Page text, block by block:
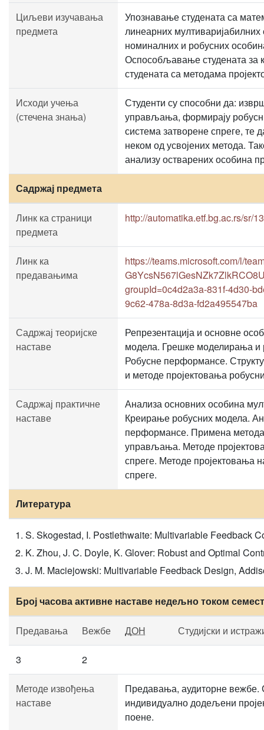
Циљеви изучавања
предмета
Упознавање студената са
линеарних
номиналних и робусних
Оспособљавање студената за
студената са методама
Исходи учења
(стечена знања)
Студенти су способни да:
управљања, формирају
система затворене спреге, те
неком од усвојених метода.
анализу остварених особина
Садржај предмета
Линк ка страници
предмета
http://automatika.etf.bg.ac.rs/sr/
Линк ка
предавањима
https://teams.microsoft.com/l/
groupId=0c4d2a3a-831f-4d30-
9c62-478a-8d3a-fd2a495547ba
Садржај теоријске
наставе
Репрезентација и основне
модела. Грешке моделирања и
Робусне перформансе.
и методе пројектовања
Садржај практичне
наставе
Анализа основних особина
Креирање робусних модела.
перформансе. Примена
управљања. Методе
спреге. Методе пројектовања
спреге.
Литература
S. Skogestad, I. Postlethwaite: Multivariable Feedback
K. Zhou, J. C. Doyle, K. Glover: Robust and Optimal
J. M. Maciejowski: Multivariable Feedback Design,
Број часова активне наставе недељно током
Предавања Вежбе ДОН Студијски и
3 2
Методе извођења
наставе
Предавања, аудиторне вежбе.
индивидуално додељени
поене.